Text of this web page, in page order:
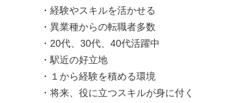
・経験やスキルを活かせる
・異業種からの転職者多数
・20代、30代、40代活躍中
・駅近の好立地
・１から経験を積める環境
・将来、役に立つスキルが身に付く